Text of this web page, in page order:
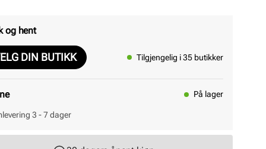
og hent
DIN BUTIKK Tilgjengelig i 35 butikker
På lager
3 - 7 dager